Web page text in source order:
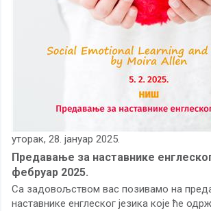
уторак, 28. јануар 2025.
Предавање за наставнике
фебруар 2025.
Са задовољством вас позивамо на
наставнике енглеског језика које ће